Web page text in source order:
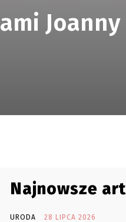
Joanny
Najnowsze
URODA 28 LIPCA 2026